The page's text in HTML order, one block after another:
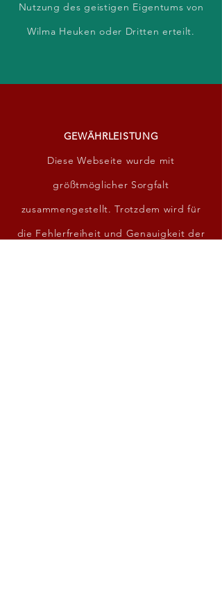
Nutzung des geistigen Eigentums von
Wilma Heuken oder Dritten erteilt.
GEWÄHRLEISTUNG
Diese Webseite wurde mit
größtmöglicher Sorgfalt
zusammengestellt. Trotzdem wird für
die Fehlerfreiheit und Genauigkeit der